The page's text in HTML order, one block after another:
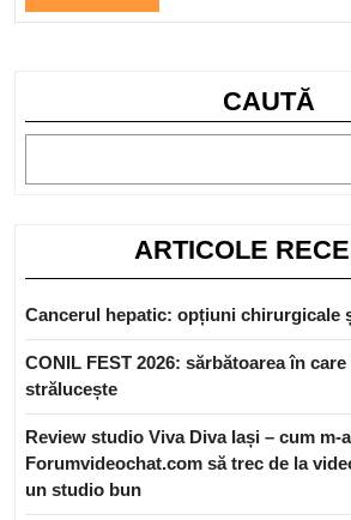
Full
CAUTĂ
ARTICOLE
Cancerul hepatic: opțiuni chirurgicale
CONIL FEST 2026: sărbătoarea în
strălucește
Review studio Viva Diva Iași – cum m-
Forumvideochat.com să trec de la
un studio bun